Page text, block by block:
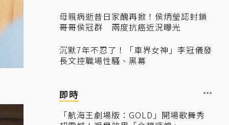
母親病逝昔日家醜再掀！侯炳瑩認封鎖
哥哥侯冠群 兩度抗癌近況曝光
沉默7年不忍了！「車界女神」李冠儀發
長文控職場性騷、黑幕
即時
「航海王劇場版：GOLD」開場歌舞秀